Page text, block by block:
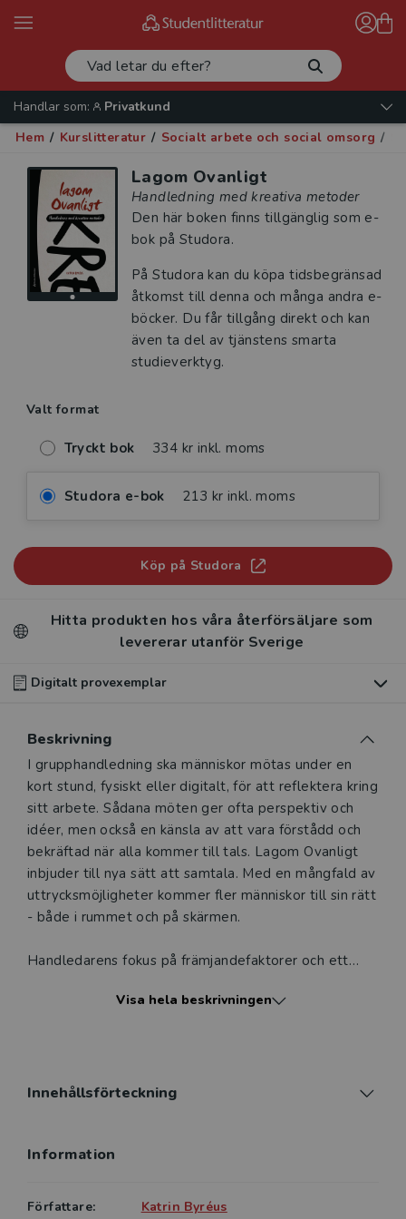
Handlar som:
Privatkund
Hem / Kurslitteratur / Socialt arbete och social omsorg /
Lagom Ovanligt
Handledning med kreativa metoder
Den här boken finns tillgänglig som e-
bok på Studora.
På Studora kan du köpa tidsbegränsad
åtkomst till denna och många andra e-
böcker. Du får tillgång direkt och kan
även ta del av tjänstens smarta
studieverktyg.
Valt format
Tryckt bok 334 kr inkl. moms
Studora e-bok 213 kr inkl. moms
Köp på Studora
Hitta produkten hos våra återförsäljare som
levererar utanför Sverige
Digitalt provexemplar
digitalt provexemplar av den här produkten
Våra digitala provexemplar tillhandahålls via Studora.se
och ger dig tillgång till boken under 180 dagar. Observera
att erbjudandet endast gäller relevanta produkter för din
undervisning (nivå och ämne) och dig som är verksam i
Sverige. Du kan alltid kontakta vår kundserviceom du
önskar ytterligare information eller har frågor om
produkten.
Den här produkten kan beställas av lärare på universitet
eller högskola. Om det gäller tjänsteexemplar av en
kursbok på befintlig kurslista hänvisar vi till din
Beskrivning
Beskrivning
I grupphandledning ska människor mötas under en
kort stund, fysiskt eller digitalt, för att reflektera kring
sitt arbete. Sådana möten ger ofta perspektiv och
idéer, men också en känsla av att vara förstådd och
bekräftad när alla kommer till tals. Lagom Ovanligt
inbjuder till nya sätt att samtala. Med en mångfald av
uttrycksmöjligheter kommer fler människor till sin rätt
- både i rummet och på skärmen.
Handledarens fokus på främjandefaktorer och ett
mening, löper som en röd tråd genom hela boken.
• bygga trygghet
• inventering av ärenden
Visa hela beskrivningen
Innehållsförteckning
Information
Författare:
Katrin Byréus